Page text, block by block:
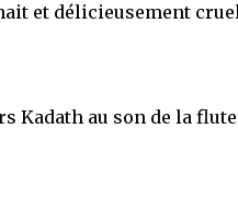
et délicieusement
Kadath au son de la